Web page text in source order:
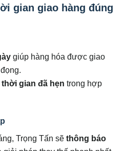
gian giao hàng đúng
giúp hàng hóa được giao
gian đã hẹn trong hợp
Trọng Tấn sẽ thông báo